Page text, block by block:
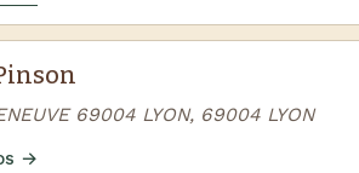
69004 LYON, 69004 LYON
→